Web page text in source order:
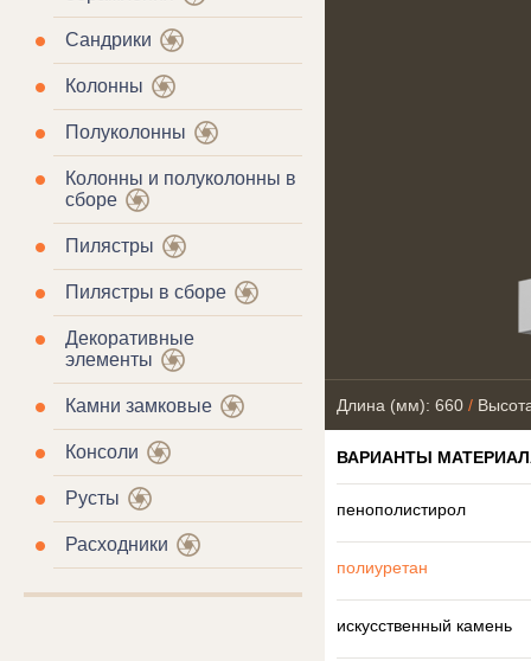
Сандрики
Колонны
Полуколонны
Колонны и полуколонны в
сборе
Пилястры
Пилястры в сборе
Декоративные
элементы
Камни замковые
Консоли
Русты
Расходники
Длина (мм): 660/
ВАРИАНТЫ
пенополистирол
полиуретан
искусственный камень